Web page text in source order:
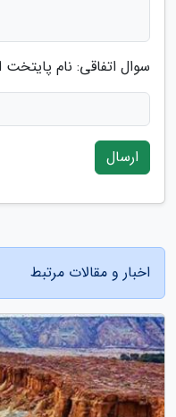
سوال اتفاقی: نام
ارسال
اخبار و مقالات مرتبط